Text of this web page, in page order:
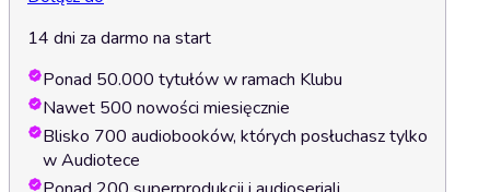
14 dni za darmo na start
Ponad 50.000 tytułów w ramach Klubu
Nawet 500 nowości miesięcznie
Blisko 700 audiobooków, których posłuchasz tylko
w Audiotece